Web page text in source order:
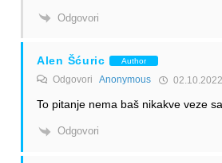
Odgovori
Alen Šćuric Author
Odgovori Anonymous
To pitanje nema baš nikakve veze
Odgovori